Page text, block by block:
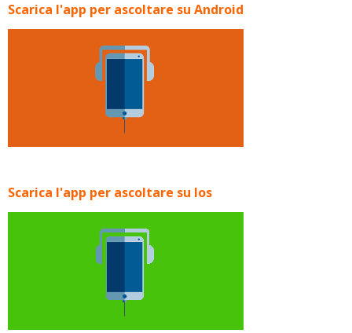
Scarica l'app per ascoltare su Android
Scarica l'app per ascoltare su Ios